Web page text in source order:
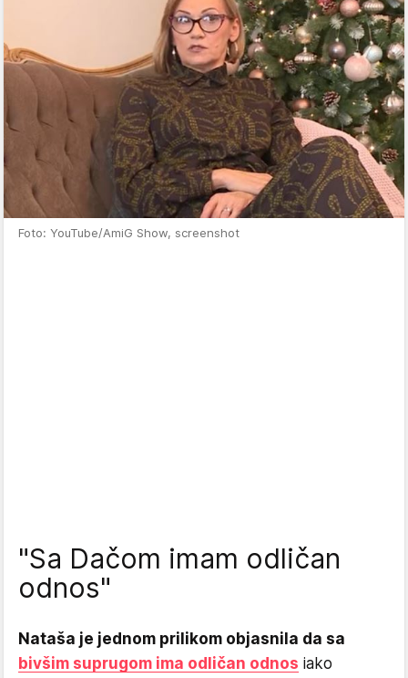
Foto: YouTube/AmiG Show, screenshot
"Sa Dačom imam odličan
odnos"
Nataša je jednom prilikom objasnila da sa
bivšim suprugom ima odličan odnos iako